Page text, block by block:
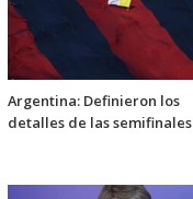
Argentina: Definieron los
detalles de las semifinales